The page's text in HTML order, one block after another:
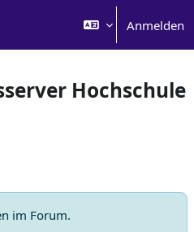
Anmelden
Hochschule
im Forum.